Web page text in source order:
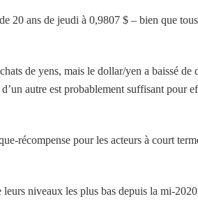
20 ans de jeudi à 0,9807 $ – bien que
de yens, mais le dollar/yen a baissé de
autre est probablement suffisant pour
récompense pour les acteurs à court
niveaux les plus bas depuis la mi-